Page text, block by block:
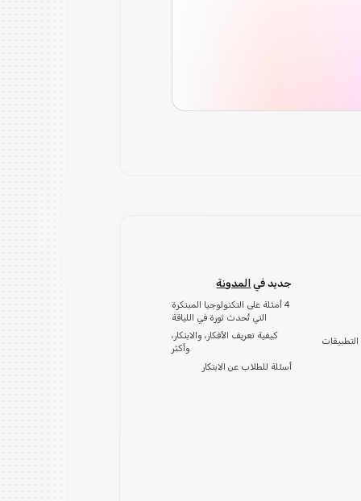
جديد في المدونة
4 أمثلة على التكنولوجيا المبتكرة
التي تُحدث ثورة في اللياقة
كيفية تعريف الأفكار، والابتكار،
وأكثر
أسئلة للطلاب عن الابتكار